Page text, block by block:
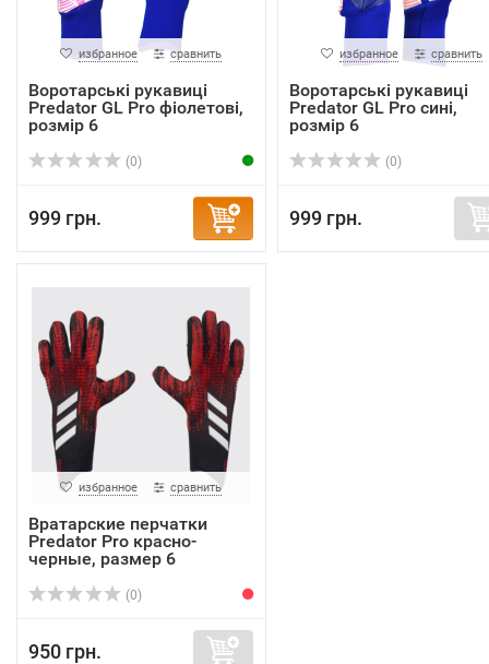
избранное сравнить
Воротарські рукавиці
Predator GL Pro фіолетові,
розмір 6
(0)
999 грн.
избранное сравнить
Воротарські рукавиці
Predator GL Pro сині,
розмір 6
(0)
999 грн.
избранное сравнить
Вратарские перчатки
Predator Pro красно-
черные, размер 6
(0)
950 грн.